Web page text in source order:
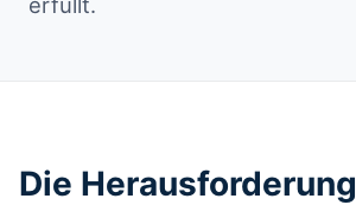
Die Herausforderung